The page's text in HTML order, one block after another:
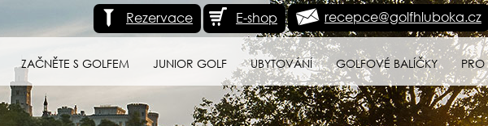
recepce@golfhluboka.cz
E-shop
Rezervace
ZAČNĚTE S GOLFEM JUNIOR GOLF UBYTOVÁNÍ GOLFOVÉ BALÍČKY PRO